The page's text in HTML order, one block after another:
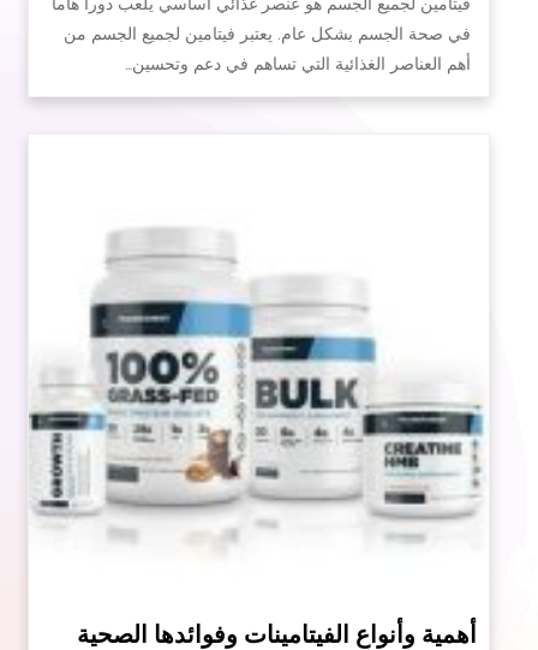
في صحة الجسم بشكل عام. يعتبر فيتامين لجميع الجسم من
أهم العناصر الغذائية التي تساهم في دعم وتحسين…
أهمية وأنواع الفيتامينات وفوائدها الصحية